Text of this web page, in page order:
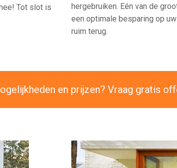
Tot slot is
hergebruiken. Eén van de
een optimale besparing op
ruim terug.
en prijzen? Vraag gratis